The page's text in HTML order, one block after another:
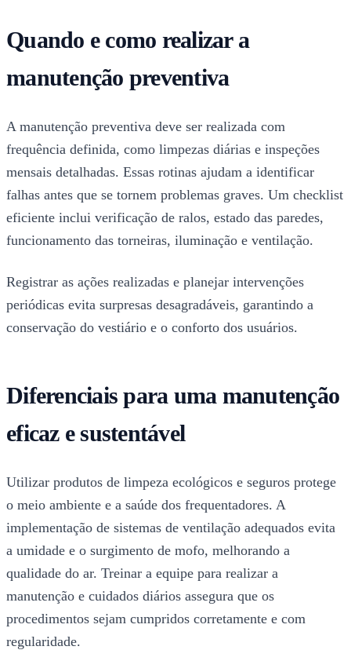
Quando e como realizar a
manutenção preventiva
A manutenção preventiva deve ser realizada com
frequência definida, como limpezas diárias e inspeções
mensais detalhadas. Essas rotinas ajudam a identificar
falhas antes que se tornem problemas graves. Um checklist
eficiente inclui verificação de ralos, estado das paredes,
funcionamento das torneiras, iluminação e ventilação.
Registrar as ações realizadas e planejar intervenções
periódicas evita surpresas desagradáveis, garantindo a
conservação do vestiário e o conforto dos usuários.
Diferenciais para uma manutenção
eficaz e sustentável
Utilizar produtos de limpeza ecológicos e seguros protege
o meio ambiente e a saúde dos frequentadores. A
implementação de sistemas de ventilação adequados evita
a umidade e o surgimento de mofo, melhorando a
qualidade do ar. Treinar a equipe para realizar a
manutenção e cuidados diários assegura que os
procedimentos sejam cumpridos corretamente e com
regularidade.